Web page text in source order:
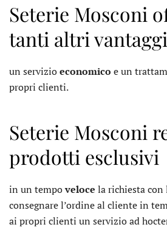
Seterie Mosconi
tanti altri
un servizioeconomico e un
propri clienti.
Seterie Mosconi
prodotti esclusivi
in un tempoveloce la richiesta
consegnare l’ordine al cliente in
ai propri clienti un servizio ad